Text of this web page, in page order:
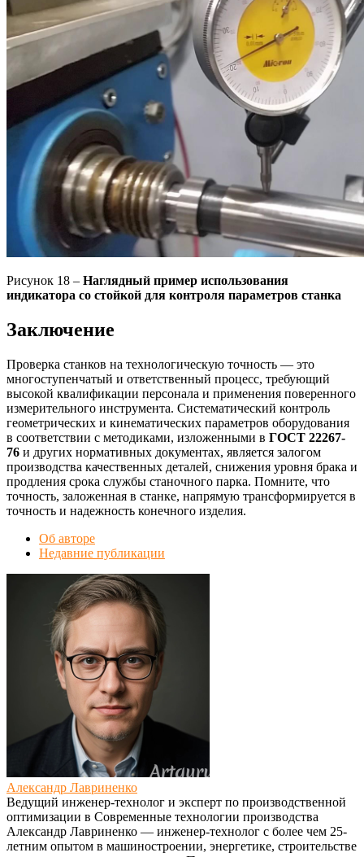
Рисунок 18 – Наглядный пример использования
индикатора со стойкой для контроля параметров станка
Заключение
Проверка станков на технологическую точность — это
многоступенчатый и ответственный процесс, требующий
высокой квалификации персонала и применения поверенного
измерительного инструмента. Систематический контроль
геометрических и кинематических параметров оборудования
в соответствии с методиками, изложенными в ГОСТ 22267-
76 и других нормативных документах, является залогом
производства качественных деталей, снижения уровня брака и
продления срока службы станочного парка. Помните, что
точность, заложенная в станке, напрямую трансформируется в
точность и надежность конечного изделия.
Об авторе
Недавние публикации
Александр Лавриненко
Ведущий инженер-технолог и эксперт по производственной
оптимизации в Современные технологии производства
Александр Лавриненко — инженер-технолог с более чем 25-
летним опытом в машиностроении, энергетике, строительстве